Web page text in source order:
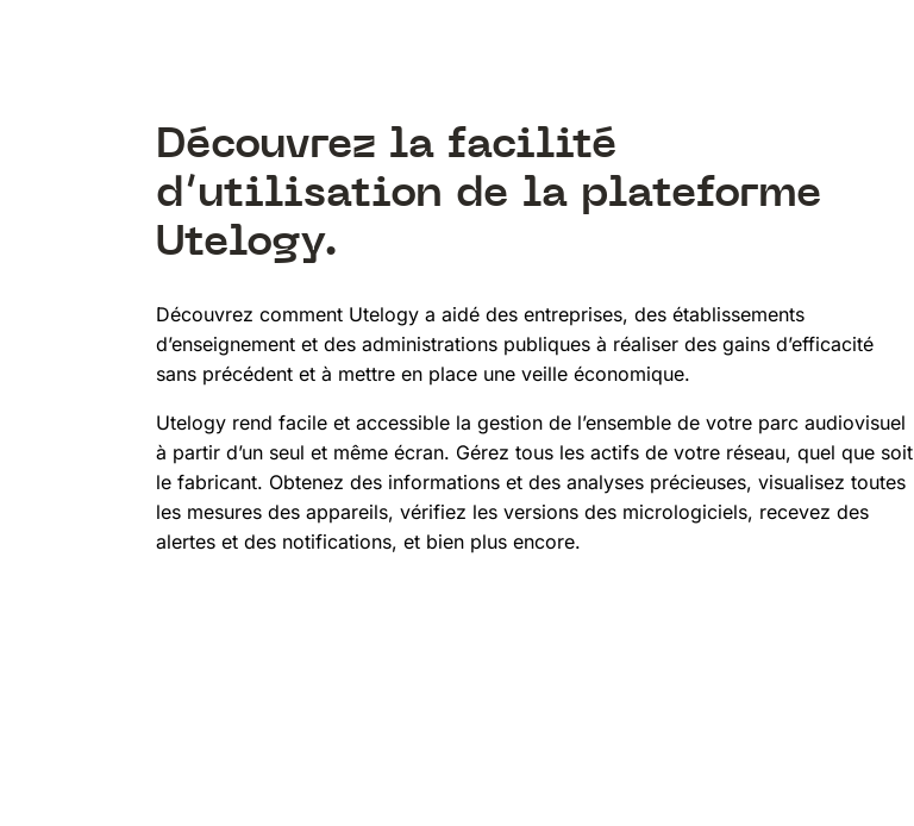
Découvrez la facilité
d’utilisation de la plateforme
Utelogy.
Découvrez comment Utelogy a aidé des entreprises, des établissements
d’enseignement et des administrations publiques à réaliser des gains d’efficacité
sans précédent et à mettre en place une veille économique.
Utelogy rend facile et accessible la gestion de l’ensemble de votre parc audiovisuel
à partir d’un seul et même écran. Gérez tous les actifs de votre réseau, quel que soit
le fabricant. Obtenez des informations et des analyses précieuses, visualisez toutes
les mesures des appareils, vérifiez les versions des micrologiciels, recevez des
alertes et des notifications, et bien plus encore.